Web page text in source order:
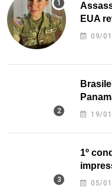
EUA
09/
nos19/
1º
Texas
05/